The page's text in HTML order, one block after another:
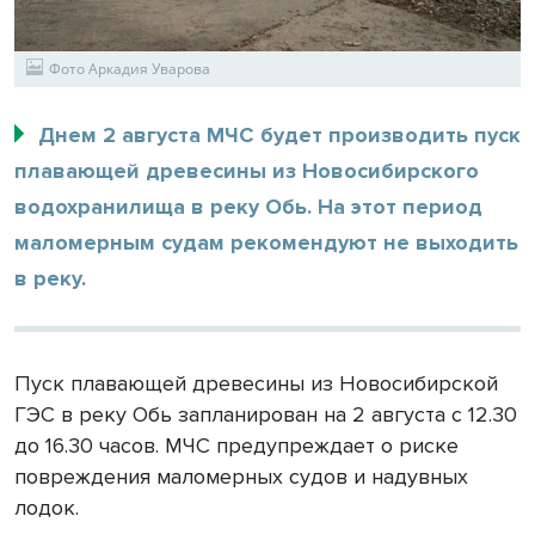
Фото Аркадия Уварова
Днем 2 августа МЧС будет производить пуск
плавающей древесины из Новосибирского
водохранилища в реку Обь. На этот период
маломерным судам рекомендуют не выходить
в реку.
Пуск плавающей древесины из Новосибирской
ГЭС в реку Обь запланирован на 2 августа с 12.30
до 16.30 часов. МЧС предупреждает о риске
повреждения маломерных судов и надувных
лодок.